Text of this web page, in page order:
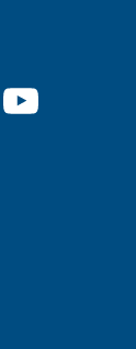
Enlace